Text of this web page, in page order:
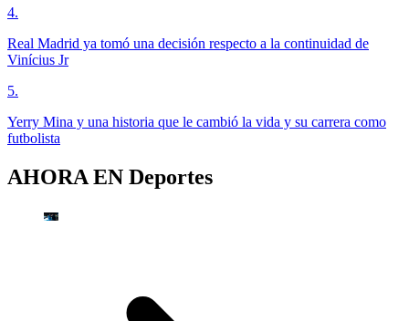
4.
Real Madrid ya tomó una decisión respecto a la continuidad de
Vinícius Jr
5.
Yerry Mina y una historia que le cambió la vida y su carrera como
futbolista
AHORA EN Deportes